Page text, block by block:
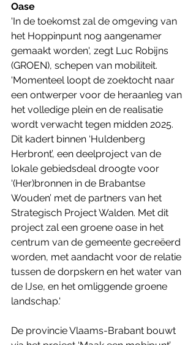
Oase
'In de toekomst zal de omgeving van
het Hoppinpunt nog aangenamer
gemaakt worden', zegt Luc Robijns
(GROEN), schepen van mobiliteit.
'Momenteel loopt de zoektocht naar
een ontwerper voor de heraanleg van
het volledige plein en de realisatie
wordt verwacht tegen midden 2025.
Dit kadert binnen ‘Huldenberg
Herbront’, een deelproject van de
lokale gebiedsdeal droogte voor
‘(Her)bronnen in de Brabantse
Wouden’ met de partners van het
Strategisch Project Walden. Met dit
project zal een groene oase in het
centrum van de gemeente gecreëerd
worden, met aandacht voor de relatie
tussen de dorpskern en het water van
de IJse, en het omliggende groene
landschap.'
De provincie Vlaams-Brabant bouwt